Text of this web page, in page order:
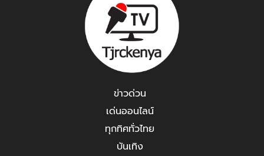
ข่าวด่วน
เด่นออนไลน์
ทุกทิศทั่วไทย
บันเทิง